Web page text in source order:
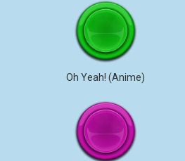
Oh Yeah! (Anime)